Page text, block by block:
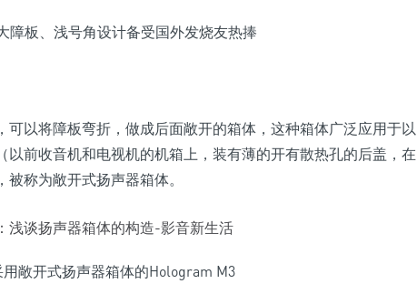
障板、浅号角设计备受国外发烧友热捧
可以将障板弯折，做成后面敞开的箱体，这种箱体广泛应用于以
以前收音机和电视机的机箱上，装有薄的开有散热孔的后盖，在
称为敞开式扬声器箱体。
用敞开式扬声器箱体的Hologram M3